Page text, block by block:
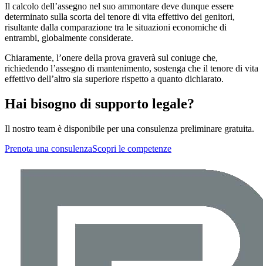
Il calcolo dell’assegno nel suo ammontare deve dunque essere
determinato sulla scorta del tenore di vita effettivo dei genitori,
risultante dalla comparazione tra le situazioni economiche di
entrambi, globalmente considerate.
Chiaramente, l’onere della prova graverà sul coniuge che,
richiedendo l’assegno di mantenimento, sostenga che il tenore di vita
effettivo dell’altro sia superiore rispetto a quanto dichiarato.
Hai bisogno di supporto legale?
Il nostro team è disponibile per una consulenza preliminare gratuita.
Prenota una consulenzaScopri le competenze